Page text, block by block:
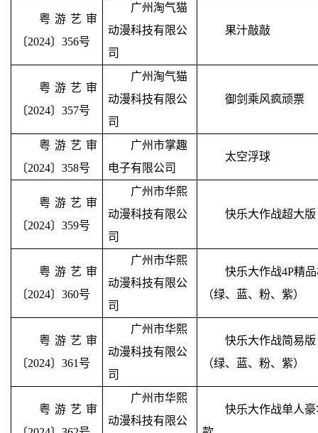
粤游艺审
〔2024〕356号
广州淘气猫
动漫科技有限公
司
果汁敲敲
粤游艺审
〔2024〕357号
广州淘气猫
动漫科技有限公
司
御剑乘风疯顽票
粤游艺审
〔2024〕358号
广州市掌趣
电子有限公司
太空浮球
粤游艺审
〔2024〕359号
广州市华熙
动漫科技有限公
司
快乐大作战超大版
粤游艺审
〔2024〕360号
广州市华熙
动漫科技有限公
司
快乐大作战4P精
（绿、蓝、粉、紫）
粤游艺审
〔2024〕361号
广州市华熙
动漫科技有限公
司
快乐大作战简易版
（绿、蓝、粉、紫）
粤游艺审
广州市华熙
动漫科技有限公
快乐大作战单人豪